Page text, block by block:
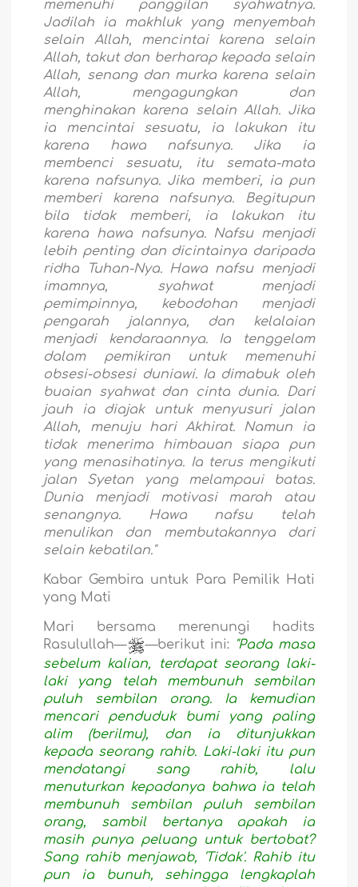
memenuhi panggilan syahwatnya.
Jadilah ia makhluk yang menyembah
selain Allah, mencintai karena selain
Allah, takut dan berharap kepada selain
Allah, senang dan murka karena selain
Allah, mengagungkan dan
menghinakan karena selain Allah. Jika
ia mencintai sesuatu, ia lakukan itu
karena hawa nafsunya. Jika ia
membenci sesuatu, itu semata-mata
karena nafsunya. Jika memberi, ia pun
memberi karena nafsunya. Begitupun
bila tidak memberi, ia lakukan itu
karena hawa nafsunya. Nafsu menjadi
lebih penting dan dicintainya daripada
ridha Tuhan-Nya. Hawa nafsu menjadi
imamnya, syahwat menjadi
pemimpinnya, kebodohan menjadi
pengarah jalannya, dan kelalaian
menjadi kendaraannya. Ia tenggelam
dalam pemikiran untuk memenuhi
obsesi-obsesi duniawi. Ia dimabuk oleh
buaian syahwat dan cinta dunia. Dari
jauh ia diajak untuk menyusuri jalan
Allah, menuju hari Akhirat. Namun ia
tidak menerima himbauan siapa pun
yang menasihatinya. Ia terus mengikuti
jalan Syetan yang melampaui batas.
Dunia menjadi motivasi marah atau
senangnya. Hawa nafsu telah
menulikan dan membutakannya dari
selain kebatilan."
Kabar Gembira untuk Para Pemilik Hati
yang Mati
Mari bersama merenungi hadits
Rasulullah—
—berikut ini: "Pada masa
sebelum kalian, terdapat seorang laki-
laki yang telah membunuh sembilan
puluh sembilan orang. Ia kemudian
mencari penduduk bumi yang paling
alim (berilmu), dan ia ditunjukkan
kepada seorang rahib. Laki-laki itu pun
mendatangi sang rahib, lalu
menuturkan kepadanya bahwa ia telah
membunuh sembilan puluh sembilan
orang, sambil bertanya apakah ia
masih punya peluang untuk bertobat?
Sang rahib menjawab, 'Tidak'. Rahib itu
pun ia bunuh, sehingga lengkaplah